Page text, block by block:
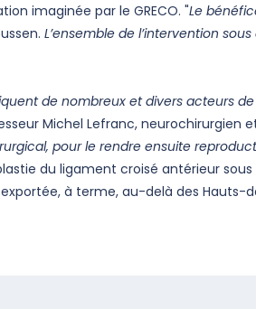
imaginée par le GRECO. "Le
L’ensemble de l’intervention
de nombreux et divers acteurs
Michel Lefranc, neurochirurgien
pour le rendre ensuite
du ligament croisé antérieur
à terme, au-delà des Hauts-